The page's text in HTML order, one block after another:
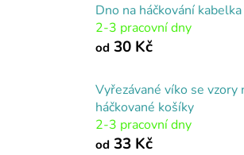
Dno na háčkování
2-3 pracovní dny
od 30 Kč
Vyřezávané víko se vzory
háčkované košíky
2-3 pracovní dny
od 33 Kč